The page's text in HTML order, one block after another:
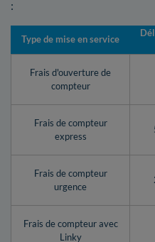
:
Type de mise en service
Frais d'ouverture de
compteur
Frais de compteur
express
Frais de compteur
urgence
Frais de compteur avec
Linky